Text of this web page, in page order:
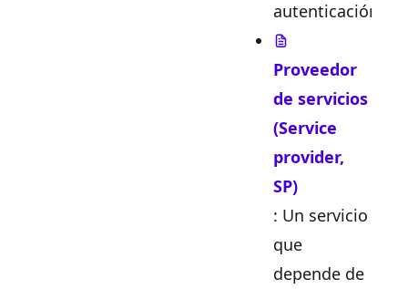
autenticación.
Proveedor
de servicios
(Service
provider,
SP)
: Un servicio
que
depende de